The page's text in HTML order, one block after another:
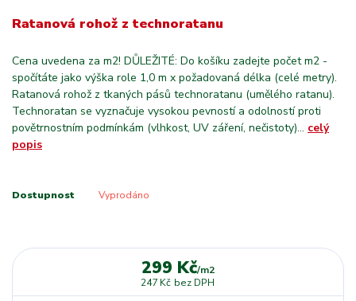
Ratanová rohož z technoratanu
Cena uvedena za m2! DŮLEŽITÉ: Do košíku zadejte počet m2 -
spočítáte jako výška role 1,0 m x požadovaná délka (celé metry).
Ratanová rohož z tkaných pásů technoratanu (umělého ratanu).
Technoratan se vyznačuje vysokou pevností a odolností proti
povětrnostním podmínkám (vlhkost, UV záření, nečistoty)... celý
popis
Dostupnost Vyprodáno
299 Kč/m2
247 Kč bez DPH